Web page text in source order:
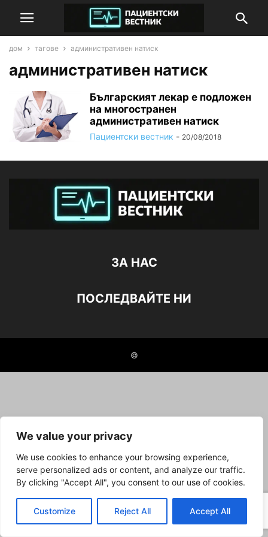
We value your privacy
We use cookies to enhance your browsing experience,
serve personalized ads or content, and analyze our traffic.
By clicking "Accept All", you consent to our use of cookies.
Customize Reject All Accept All
дом тагове административен натиск
административен натиск
Българският лекар е подложен
на многостранен
административен натиск
Пациентски вестник - 20/08/2018
ЗА НАС
ПОСЛЕДВАЙТЕ НИ
©